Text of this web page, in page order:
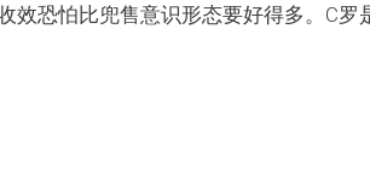
恐怕比兜售意识形态要好得多。C罗